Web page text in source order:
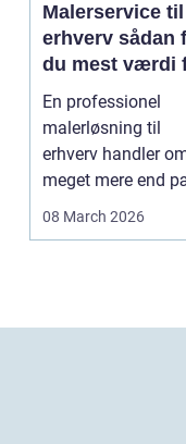
Malerservice til
erhverv sådan får
du mest værdi
pengene
En professionel
malerløsning til
erhverv handler
meget mere end
vægge.
08 March 2026